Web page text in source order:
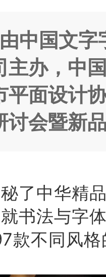
中国文
主办，中
平面设计
讨会暨新
了中华精
书法与字
款不同风